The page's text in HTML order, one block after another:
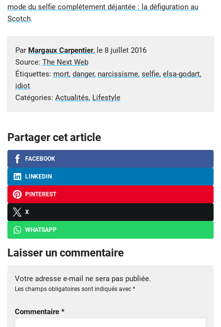
mode du selfie complètement déjantée : la défiguration au
Scotch.
Par Margaux Carpentier, le 8 juillet 2016
Source: The Next Web
Étiquettes: mort, danger, narcissisme, selfie, elsa-godart,
idiot
Catégories: Actualités, Lifestyle
Partager cet article
FACEBOOK
LINKEDIN
PINTEREST
X
WHATSAPP
Laisser un commentaire
Votre adresse e-mail ne sera pas publiée.
Les champs obligatoires sont indiqués avec *
Commentaire *